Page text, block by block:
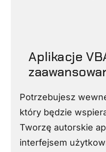
Aplikacje
Potrzebujesz
który będzie
Tworzę autorskie
interfejsem